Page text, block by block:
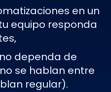
en un
equipo responda
dependa de
se hablan entre
regular).